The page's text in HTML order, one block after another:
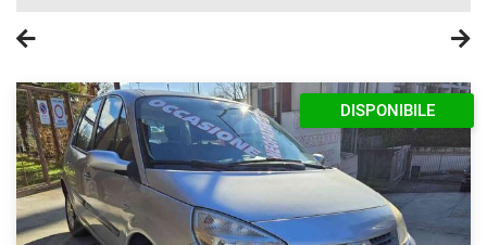
DISPONIBILE